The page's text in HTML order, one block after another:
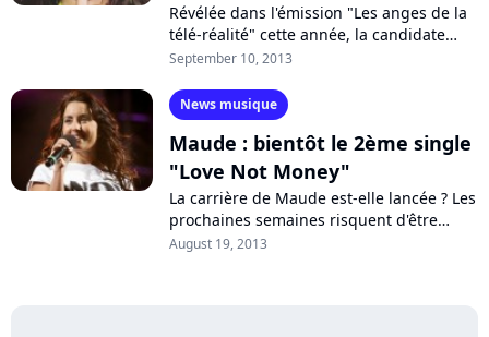
Révélée dans l'émission "Les anges de la
télé-réalité" cette année, la candidate
anonyme Maude a fait sensation avec son
September 10, 2013
News musique
Maude : bientôt le 2ème single
"Love Not Money"
La carrière de Maude est-elle lancée ? Les
prochaines semaines risquent d'être
décisives. Car si le premier single "Love Is
August 19, 2013